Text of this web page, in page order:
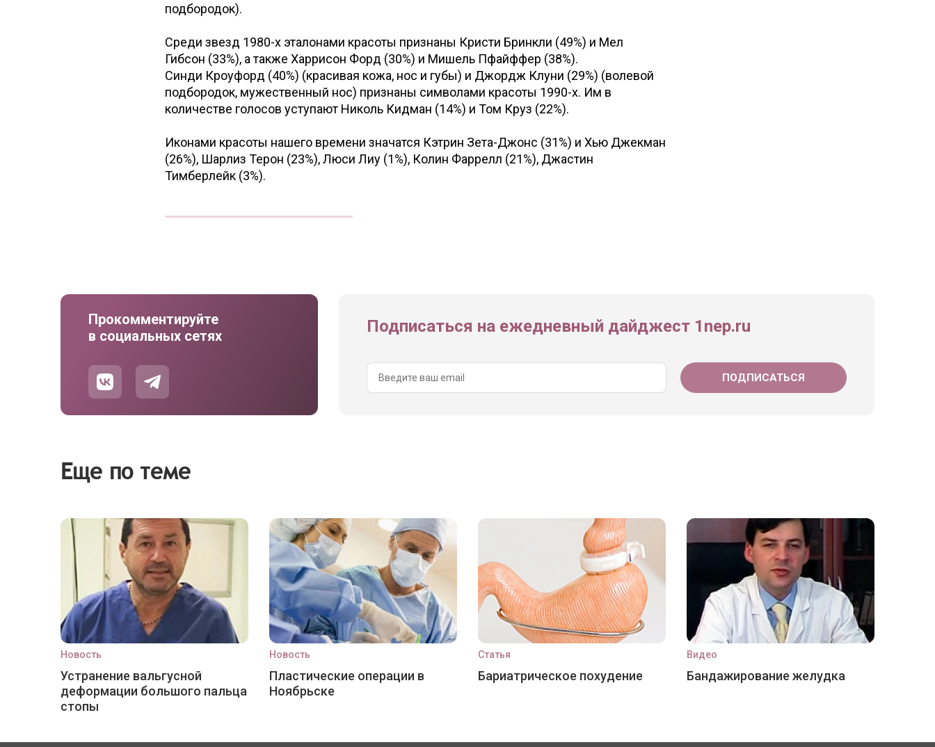
подбородок).
Среди звезд 1980-х эталонами красоты признаны Кристи Бринкли (49%) и Мел
Гибсон (33%), а также Харрисон Форд (30%) и Мишель Пфайффер (38%).
Синди Кроуфорд (40%) (красивая кожа, нос и губы) и Джордж Клуни (29%) (волевой
подбородок, мужественный нос) признаны символами красоты 1990-х. Им в
количестве голосов уступают Николь Кидман (14%) и Том Круз (22%).
Иконами красоты нашего времени значатся Кэтрин Зета-Джонс (31%) и Хью Джекман
(26%), Шарлиз Терон (23%), Люси Лиу (1%), Колин Фаррелл (21%), Джастин
Тимберлейк (3%).
Прокомментируйте
в социальных сетях
Подписаться на ежедневный дайджест 1nep.ru
Еще по теме
Новость
Устранение вальгусной
деформации большого пальца
стопы
Новость
Пластические операции в
Ноябрьске
Статья
Бариатрическое похудение
Видео
Бандажирование желудка